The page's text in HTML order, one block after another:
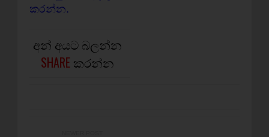
කරන්න.
අන් අයට බලන්න
SHARE කරන්න